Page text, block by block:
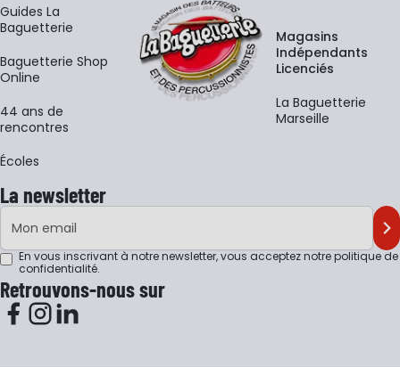
Guides La
Baguetterie
Baguetterie Shop
Online
44 ans de
rencontres
Écoles
Magasins
Indépendants
Licenciés
La Baguetterie
Marseille
La newsletter
Adresse e-mail
En vous inscrivant à notre newsletter, vous acceptez notrepolitique de
confidentialité.
Retrouvons-nous sur